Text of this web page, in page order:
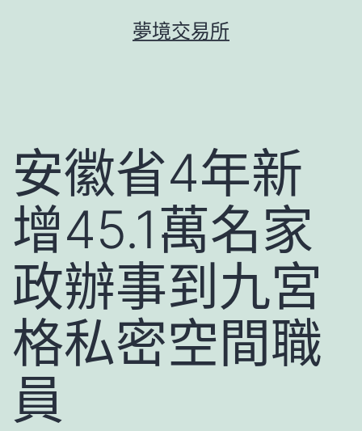
夢境交易所
安徽省4年新
增45.1萬名家
政辦事到九宮
格私密空間職
員